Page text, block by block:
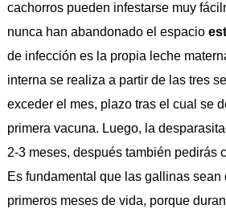
cachorros pueden infestarse muy
nunca han abandonado el espacio
de infección es la propia leche
interna se realiza a partir de las tres
exceder el mes, plazo tras el cual se
primera vacuna. Luego, la
2-3 meses, después también pedirás
Es fundamental que las gallinas
primeros meses de vida, porque